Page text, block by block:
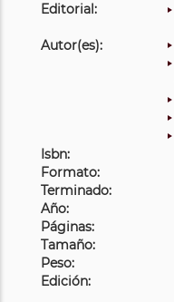
Editorial:
Autor(es):
Isbn:
Formato:
Terminado:
Año:
Páginas:
Tamaño:
Peso:
Edición: